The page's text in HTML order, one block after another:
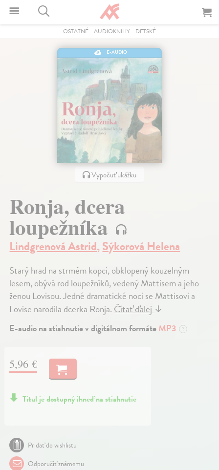
OSTATNÉ - AUDIOKNIHY - DETSKÉ
E-AUDIO
Vypočuť ukážku
Ronja, dcera
loupežníka
Lindgrenová Astrid,Sýkorová Helena
Starý hrad na strmém kopci, obklopený kouzelným
lesem, obývá rod loupežníků, vedený Mattisem a jeho
ženou Lovisou. Jedné dramatické noci se Mattisovi a
Lovise narodila dcerka Ronja.Čítať ďalej↓
E-audio na stiahnutie v digitálnom formáteMP3 ?
5,96 €
Titul je dostupný ihneď na stiahnutie
Pridať do wishlistu
Odporučiť známemu